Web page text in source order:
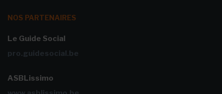
NOS PARTENAIRES
Le Guide Social
pro.guidesocial.be
ASBLissimo